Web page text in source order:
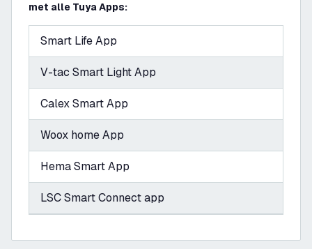
met alle Tuya Apps:
Smart Life App
V-tac Smart Light App
Calex Smart App
Woox home App
Hema Smart App
LSC Smart Connect app